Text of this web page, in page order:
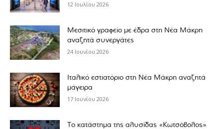
12 Ιουλίου 2026
Μεσιτικό γραφείο με έδρα στη Νέα Μάκρη
αναζητά συνεργάτες
24 Ιουνίου 2026
Ιταλικό εστιατόριο στη Νέα Μάκρη αναζητά
μάγειρα
17 Ιουνίου 2026
Το κατάστημα της αλυσίδας «Κωτσόβολος»